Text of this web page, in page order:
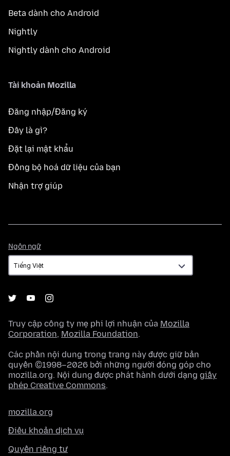
Beta dành cho Android
Nightly
Nightly dành cho Android
Tài khoản Mozilla
Đăng nhập/Đăng ký
Đây là gì?
Đặt lại mật khẩu
Đồng bộ hoá dữ liệu của bạn
Nhận trợ giúp
Ngôn ngữ
ngữ
Truy cập công ty mẹ phi lợi nhuận của Mozilla
Corporation, Mozilla Foundation.
Các phần nội dung trong trang này được giữ bản
quyền ©1998–2026 bởi những người đóng góp cho
mozilla.org. Nội dung được phát hành dưới dạng giấy
phép Creative Commons.
mozilla.org
Điều khoản dịch vụ
Quyền riêng tư